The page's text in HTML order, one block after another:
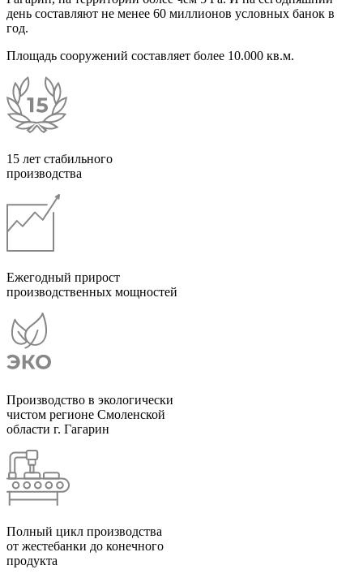
день составляют не менее 60 миллионов условных банок в
год.
Площадь сооружений составляет более 10.000 кв.м.
15 лет стабильного
производства
Ежегодный прирост
производственных мощностей
Производство в экологически
чистом регионе Смоленской
области г. Гагарин
Полный цикл производства
от жестебанки до конечного
продукта